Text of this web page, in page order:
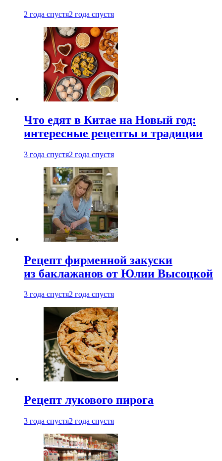
2 года спустя2 года спустя
Что едят в Китае на Новый год:
интересные рецепты и традиции
3 года спустя2 года спустя
Рецепт фирменной закуски
из баклажанов от Юлии Высоцкой
3 года спустя2 года спустя
Рецепт лукового пирога
3 года спустя2 года спустя